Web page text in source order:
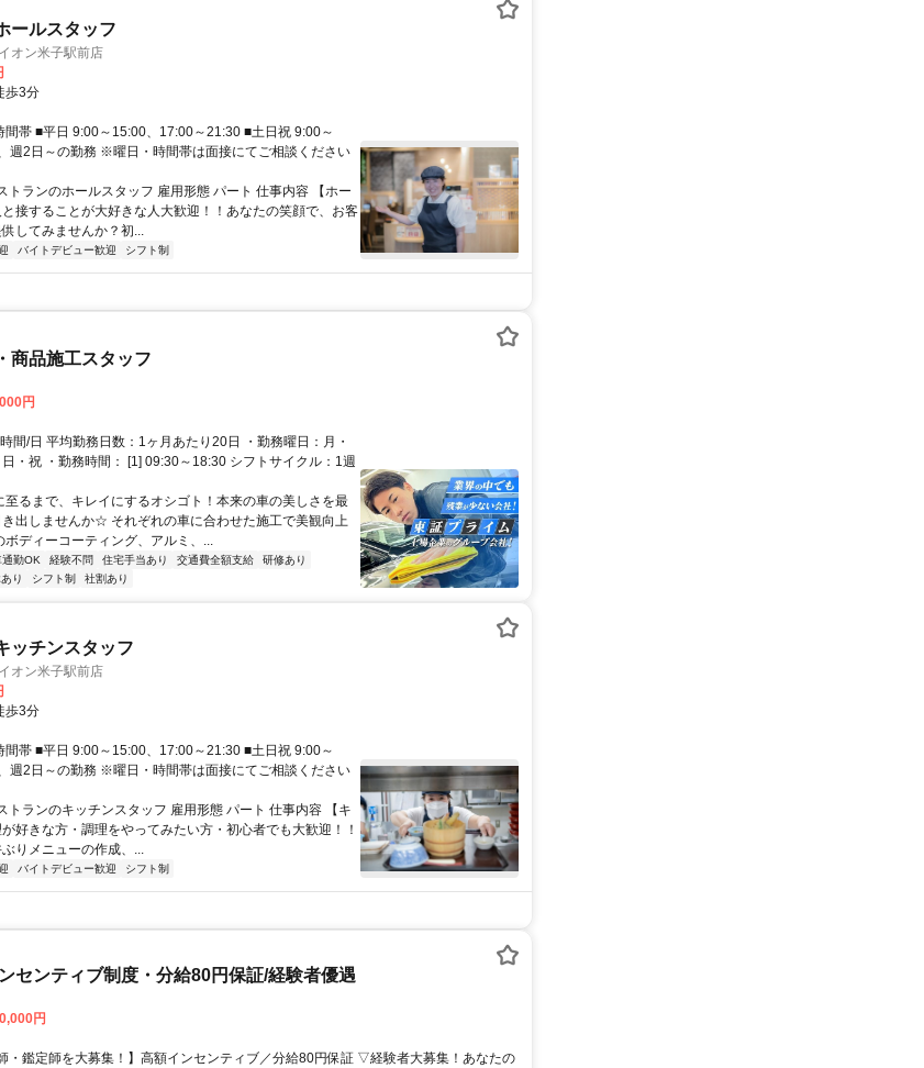
ールスタッフ
オン米子駅前店
歩3分
間帯 ■平日 9:00～15:00、17:00～21:30 ■土日祝 9:00～
週2日～の勤務 ※曜日・時間帯は面接にてご相談ください
トランのホールスタッフ 雇用形態 パート 仕事内容 【ホー
接することが大好きな人大歓迎！！あなたの笑顔で、お客
してみませんか？初...
バイトデビュー歓迎 シフト制
商品施工スタッフ
円
間/日 平均勤務日数：1ヶ月あたり20日 ・勤務曜日：月・
・祝 ・勤務時間： [1] 09:30～18:30 シフトサイクル：1週
るまで、キレイにするオシゴト！本来の車の美しさを最
出しませんか☆ それぞれの車に合わせた施工で美観向上
ボディーコーティング、アルミ、...
通勤OK 経験不問 住宅手当あり 交通費全額支給
研修あり
り シフト制 社割あり
ッチンスタッフ
オン米子駅前店
歩3分
間帯 ■平日 9:00～15:00、17:00～21:30 ■土日祝 9:00～
週2日～の勤務 ※曜日・時間帯は面接にてご相談ください
トランのキッチンスタッフ 雇用形態 パート 仕事内容 【キ
好きな方・調理をやってみたい方・初心者でも大歓迎！！
りメニューの作成、...
バイトデビュー歓迎 シフト制
センティブ制度・分給80円保証/経験者優遇
円
・鑑定師を大募集！】高額インセンティブ／分給80円保証 ▽経験者大募集！あなたの